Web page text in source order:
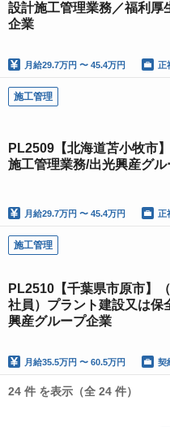
設計施工管理業務／福利厚
企業
月給29.7万円 〜 45.4万円 正
施工管理
PL2509【北海道苫小牧市
施工管理業務/出光興産グ
月給29.7万円 〜 45.4万円 正
施工管理
PL2510【千葉県市原市】
社員）プラント建設又は保
興産グループ企業
月給35.5万円 〜 60.5万円 契
24 件 を表示（全 24 件）